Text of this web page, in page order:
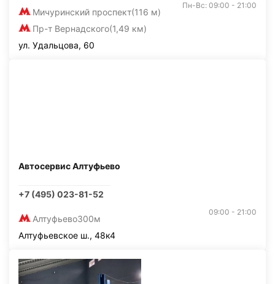
Мичуринский проспект(116 м)
Пр-т Вернадского(1,49 км)
Пн-Вс: 09:00 - 21:00
ул. Удальцова, 60
Автосервис Алтуфьево
+7 (495) 023-81-52
Алтуфьево300м
09:00 - 21:00
Алтуфьевское ш., 48к4